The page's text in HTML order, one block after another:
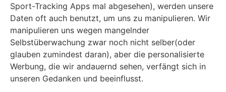
Sport-Tracking Apps mal abgesehen), werden unsere
Daten oft auch benutzt, um uns zu manipulieren. Wir
manipulieren uns wegen mangelnder
Selbstüberwachung zwar noch nicht selber(oder
glauben zumindest daran), aber die personalisierte
Werbung, die wir andauernd sehen, verfängt sich in
unseren Gedanken und beeinflusst.